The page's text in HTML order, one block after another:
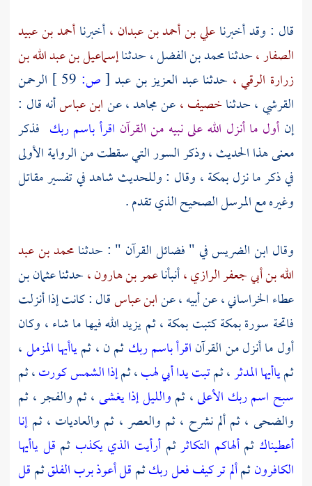
قال : وقد أخبرناعلي بن أحمد بن عبدان ،أخبرناأحمد بن عبيد
الصفار ،حدثنامحمد بن الفضل ،حدثناإسماعيل بن عبد الله بن
زرارة الرقي ، حدثناعبد العزيز بن عبد [ص:
الرحمن
القرشي ،حدثناخصيف ،عنمجاهد ،عنابن عباسأنه قال :
إن أول ما أنزل الله على نبيه من القرآن اقرأ باسم ربك فذكر
معنى هذا الحديث ، وذكر السور التي سقطت من الرواية الأولى
في ذكر ما نزلبمكة ، وقال : وللحديث شاهد في تفسير مقاتل
وغيره مع المرسل الصحيح الذي تقدم .
وقال ابن الضريسفي " فضائل القرآن " : حدثنامحمد بن عبد
الله بن أبي جعفر الرازي ،أنبأناعمر بن هارون ،حدثناعثمان بن
عطاء الخراساني ،عن أبيه ، عنابن عباسقال : كانت إذا أنزلت
فاتحة سورةبمكةكتبتبمكة ،ثم يزيد الله فيها ما شاء ، وكان
أول ما أنزل من القرآناقرأ باسم ربكثم ن ، ثمياأيها المزمل،
ثمياأيها المدثر، ثمتبت يدا أبي لهب، ثمإذا الشمس كورت، ثم
سبح اسم ربك الأعلى، ثموالليل إذا يغشى، ثم والفجر ، ثم
والضحى ، ثم ألم نشرح ، ثم والعصر ، ثم والعاديات ، ثمإنا
أعطيناك ثمألهاكم التكاثرثم أرأيت الذي يكذب ثم قل ياأيها
الكافرونثمألم تر كيف فعل ربكثمقل أعوذ برب الفلقثمقل